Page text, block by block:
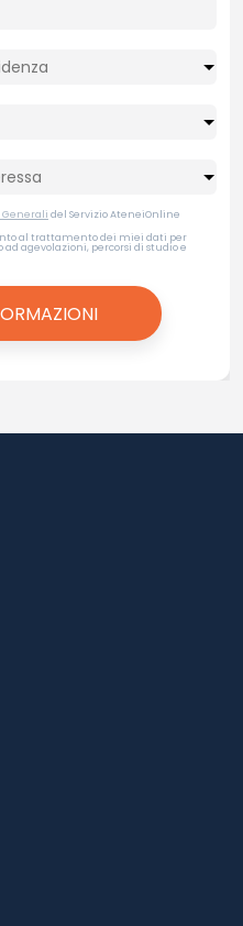
del Servizio AteneiOnline
al trattamento dei miei dati per
agevolazioni, percorsi di studio e